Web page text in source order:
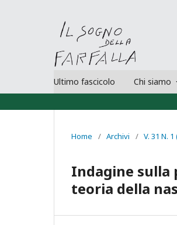
Ultimo fascicolo Chi siamo
Home / Archivi / V. 31 N.
Indagine sulla
teoria della